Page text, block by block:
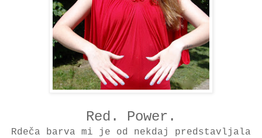
Red. Power.
Rdeča barva mi je od nekdaj predstavljala